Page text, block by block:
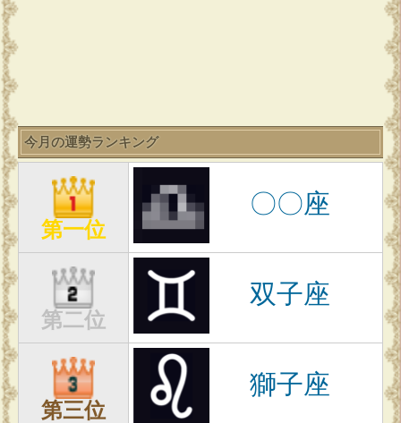
今月の運勢ランキング
第一位
〇〇座
第二位
双子座
第三位
獅子座